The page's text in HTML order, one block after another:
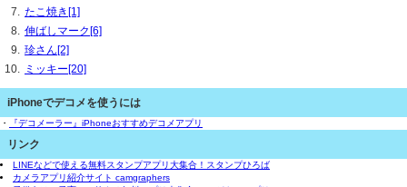
たこ焼き[1]
伸ばしマーク[6]
珍さん[2]
ミッキー[20]
iPhoneでデコメを使うには
・ 『デコメーラー』iPhoneおすすめデコメアプリ
リンク
LINEなどで使える無料スタンプアプリ大集合！スタンプひろば
カメラアプリ紹介サイト camgraphers